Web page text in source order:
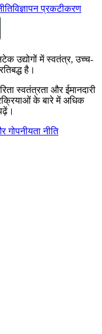
विज्ञापन प्रकटीकरण
उद्योगों में स्वतंत्र, उच्च-
है।
स्वतंत्रता और ईमानदारी
के बारे में अधिक
गोपनीयता नीति